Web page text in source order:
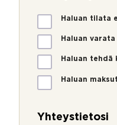
M
i
ä
d
Haluan tilata
Haluan
Haluan tehdä
Haluan
Yhteystietosi